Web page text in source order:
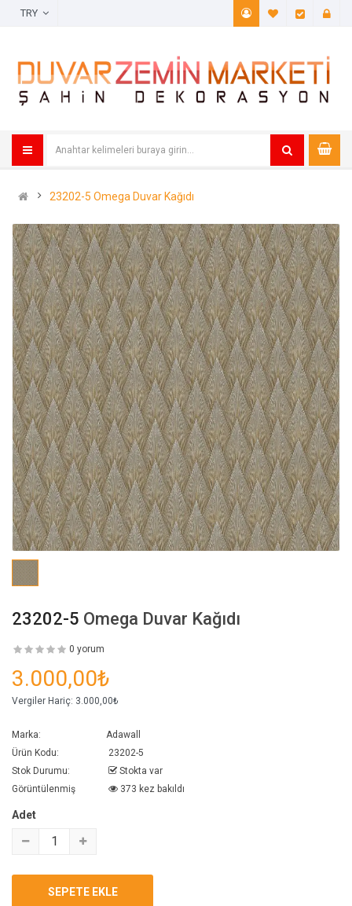
A. Listem
23202-5 Omega Duvar Kağıdı
23202-5 Omega Duvar Kağıdı
0 yorum
3.000,00₺
Vergiler Hariç: 3.000,00₺
Marka:
Adawall
Ürün Kodu:
23202-5
Stok Durumu:
Stokta var
Görüntülenmiş
373 kez bakıldı
Adet